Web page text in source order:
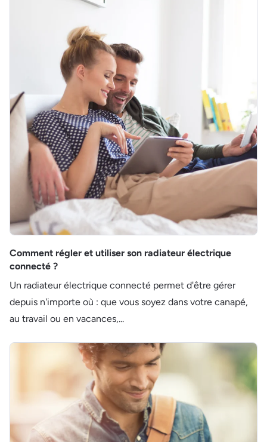
Comment régler et utiliser son radiateur électrique
connecté ?
Un radiateur électrique connecté permet d'être gérer
depuis n'importe où : que vous soyez dans votre canapé,
au travail ou en vacances,...